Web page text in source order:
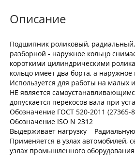
Описание
Подшипник роликовый,
разборной - наружное кольцо
короткими цилиндрическими
кольцо имеет два борта, а наружное
Используется для работы на малых
НЕ является
допускается перекосов вала при
Обозначение ГОСТ 520-2011
Обозначение ISO N 2312
Выдерживает нагрузку Радиальную
Применяется в узлах автомобилей,
узлах промышленного